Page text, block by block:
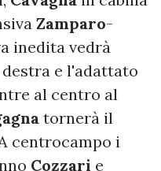
Zamparo-
inedita vedrà
destra e l'adattato
al centro al
tornerà il
centrocampo i
Cozzari e